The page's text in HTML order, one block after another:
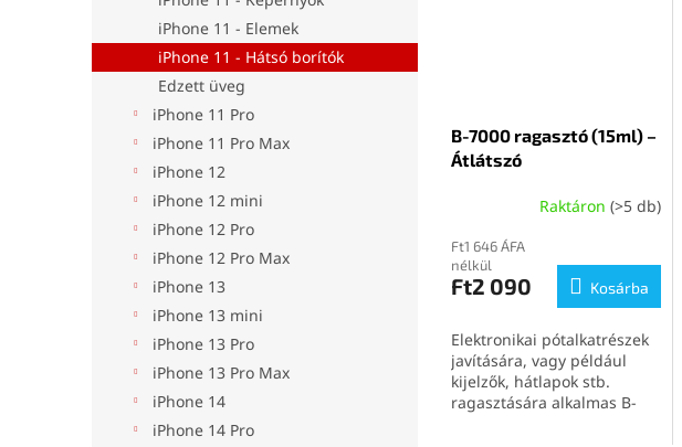
iPhone 11 - Elemek
iPhone 11 - Hátsó borítók
Edzett üveg
iPhone 11 Pro
iPhone 11 Pro Max
iPhone 12
iPhone 12 mini
iPhone 12 Pro
iPhone 12 Pro Max
iPhone 13
iPhone 13 mini
iPhone 13 Pro
iPhone 13 Pro Max
iPhone 14
iPhone 14 Pro
B-7000 ragasztó (15ml) –
Átlátszó
Raktáron (>5 db)
Ft1 646 ÁFA
nélkül
Ft2 090 Kosárba
Elektronikai pótalkatrészek
javítására, vagy például
kijelzők, hátlapok stb.
ragasztására alkalmas B-